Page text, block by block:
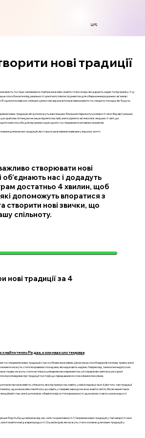
Login
нові традиції
та страх заповнюють повітря, важливо знайти точки опори, які дарують надію та підтримку. У ці
способом втечі від реальності, але й могутнім інструментом для збереження родинних зв'язків і
навколо спільних цінностей, відзначити важливі моменти та створити спогади, які будуть
нових традицій, які допоможуть вам і вашим близьким пережити ці непрості часи. Від віртуальних
ідей має потенціал не лише підняти настрій, але й укріпити зв'язки між людьми. У світі, де
нові способи для підтримки один одного та створення позитивних моментів.
для власних традицій, які стануть важливими маяками у вашому житті.
створювати нові
об’єднають нас і додадуть
достатньо 4 хвилин, щоб
які допоможуть впоратися з
створити нові звички, що
спільноту.
нові традиції за 4
тепло Різдва, коли навколо темрява
та створення нових традицій стає особливо важливим. Це не лише спосіб відволіктися від тривог, але й
можуть стати яскравими спогадами, які надихають надією. Наприклад, тематичні неділі, коли
страви, можуть стати не тільки кулінарним експериментом, а й справжнім святом культурної
про традиції та історії, що передавалися з покоління в покоління.
всім про важливість спільноти, яка підтримує нас навіть у найскладніші часи. Крім того, такі традиції
адже важливо пам’ятати, що навіть у темряві завжди можна знайти світло. Включення таких
стан, але й допомагає зберігати відчуття нормальності, адже вони стають оазою радості
боротьба, що вимагає від нас сили та креативності. Створення нових традицій у такі непрості часи
й знайти нові джерела радості. Ось вісім ідей, які можуть стати основою для нових традицій у